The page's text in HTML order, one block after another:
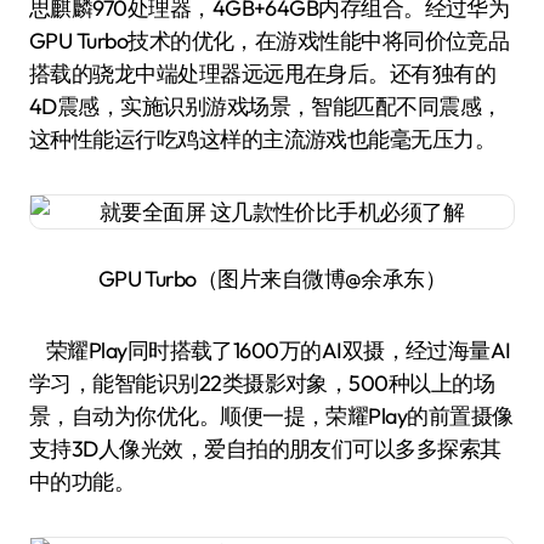
思麒麟970处理器，4GB+64GB内存组合。经过华为
GPU Turbo技术的优化，在游戏性能中将同价位竞品
搭载的骁龙中端处理器远远甩在身后。还有独有的
4D震感，实施识别游戏场景，智能匹配不同震感，
这种性能运行吃鸡这样的主流游戏也能毫无压力。
GPU Turbo（图片来自微博@余承东）
荣耀Play同时搭载了1600万的AI双摄，经过海量AI
学习，能智能识别22类摄影对象，500种以上的场
景，自动为你优化。顺便一提，荣耀Play的前置摄像
支持3D人像光效，爱自拍的朋友们可以多多探索其
中的功能。